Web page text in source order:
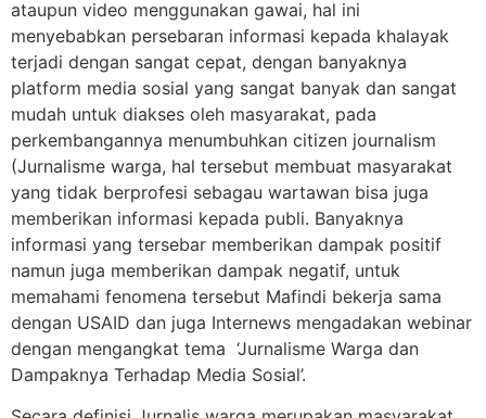
ataupun video menggunakan gawai, hal ini
menyebabkan persebaran informasi kepada khalayak
terjadi dengan sangat cepat, dengan banyaknya
platform media sosial yang sangat banyak dan sangat
mudah untuk diakses oleh masyarakat, pada
perkembangannya menumbuhkan citizen journalism
(Jurnalisme warga, hal tersebut membuat masyarakat
yang tidak berprofesi sebagau wartawan bisa juga
memberikan informasi kepada publi. Banyaknya
informasi yang tersebar memberikan dampak positif
namun juga memberikan dampak negatif, untuk
memahami fenomena tersebut Mafindi bekerja sama
dengan USAID dan juga Internews mengadakan webinar
dengan mengangkat tema ‘Jurnalisme Warga dan
Dampaknya Terhadap Media Sosial’.